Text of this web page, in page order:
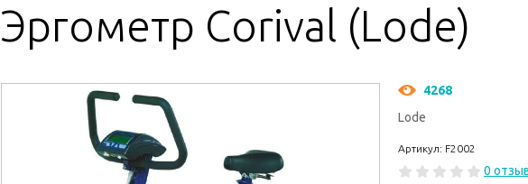
Эргометр Corival (Lode)
4268
Lode
Артикул: F2002
0